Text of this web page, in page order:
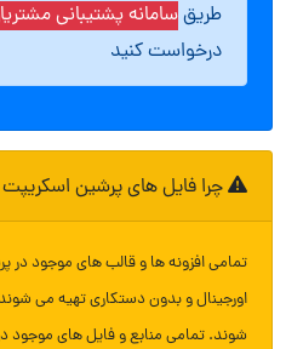
طریقسامانه پشتیبانی
درخواست کنید
چرا فایل های پرشین
تمامی افزونه ها و قالب های موجود در
اورجینال و بدون دستکاری تهیه می
شوند. تمامی منابع و فایل های موجود